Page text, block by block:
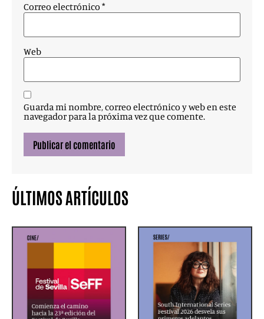
Correo electrónico *
Web
Guarda mi nombre, correo electrónico y web en este
navegador para la próxima vez que comente.
ÚLTIMOS ARTÍCULOS